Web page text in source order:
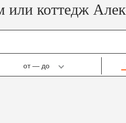
или коттедж
от—до